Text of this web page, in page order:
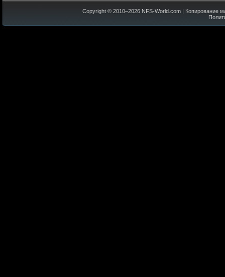
Copyright © 2010–2026 NFS-World.com | Копирование